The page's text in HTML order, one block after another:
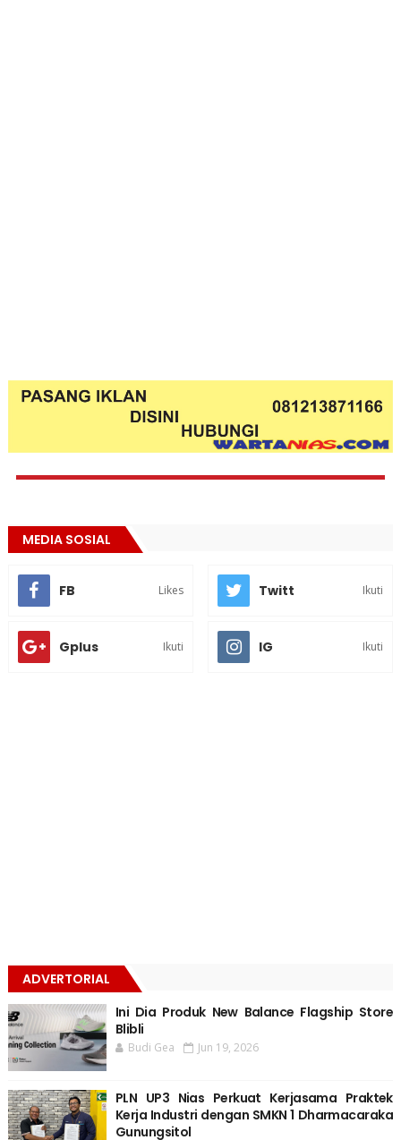
MEDIA SOSIAL
FB Likes Twitt Ikuti
Gplus Ikuti IG Ikuti
ADVERTORIAL
Ini Dia Produk New Balance Flagship Store
Blibli
Budi Gea Jun 19, 2026
PLN UP3 Nias Perkuat Kerjasama Praktek
Kerja Industri dengan SMKN 1 Dharmacaraka
Gunungsitol